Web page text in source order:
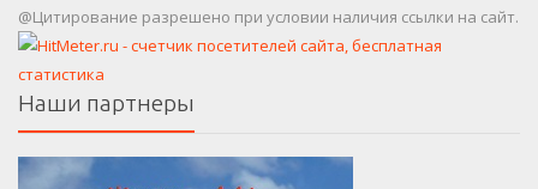
@Цитирование разрешено при условии наличия ссылки на сайт.
Наши партнеры